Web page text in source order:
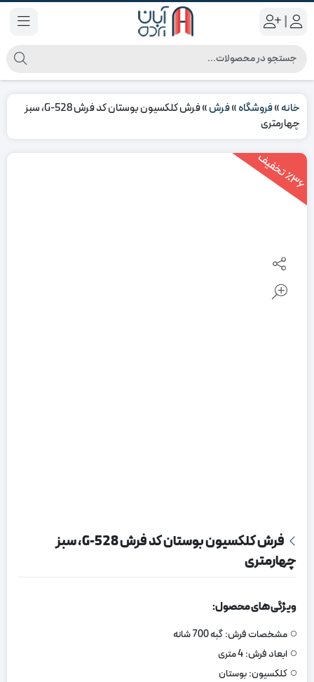
|
خانه»فروشگاه»فرش»
فرش کلکسیون بوستان کد فرش 528-G، سبز
چهارمتری
٪3
6
ت
خ
ف
یف
فرش کلکسیون بوستان کد فرش 528-G، سبز
چهارمتری
ویژگی های محصول:
مشخصات فرش:گبه 700 شانه
ابعاد فرش:4 متری
کلکسیون:بوستان